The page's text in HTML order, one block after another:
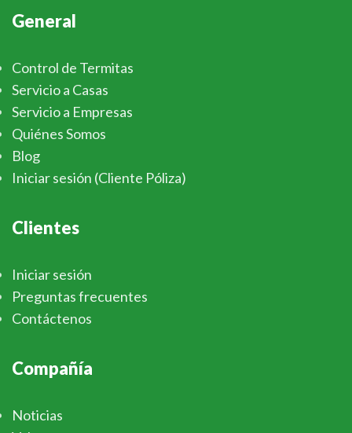
General
Control de Termitas
Servicio a Casas
Servicio a Empresas
Quiénes Somos
Blog
Iniciar sesión (Cliente Póliza)
Clientes
Iniciar sesión
Preguntas frecuentes
Contáctenos
Compañía
Noticias